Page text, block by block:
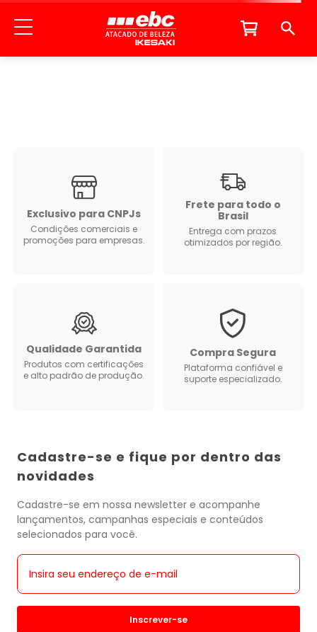
Exclusivo para CNPJs
Condições comerciais e
promoções para empresas.
Frete para todo o
Brasil
Entrega com prazos
otimizados por região.
Qualidade Garantida
Produtos com certificações
e alto padrão de produção.
Compra Segura
Plataforma confiável e
suporte especializado.
Cadastre-se e fique por dentro das
novidades
Cadastre-se em nossa newsletter e acompanhe
lançamentos, campanhas especiais e conteúdos
selecionados para você.
Inscrever-se